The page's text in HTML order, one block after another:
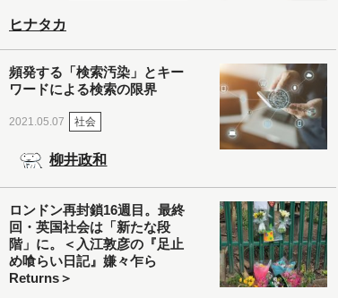
ヒナタカ
頻発する「検索汚染」とキー
ワードによる検索の限界
2021.05.07 社会
柳井政和
ロンドン再封鎖16週目。最終
回・英国社会は「新たな段
階」に。＜入江敦彦の『足止
め喰らい日記』嫌々乍ら
Returns＞